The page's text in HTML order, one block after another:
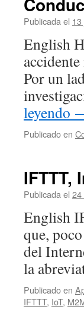
Publicada el
English
Por un
leyendo
Publicado en
IFTTT,
Publicada el 24
English
que,
del
la
Publicado en
IFTTT, IoT,